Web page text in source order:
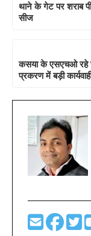
थाने के गेट पर शराब
सीज
कसया के एसएचओ रहे
प्रकरण में बड़ी